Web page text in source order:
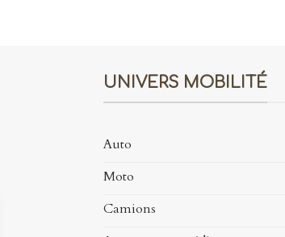
UNIVERS MOBILITÉ
Auto
Moto
Camions